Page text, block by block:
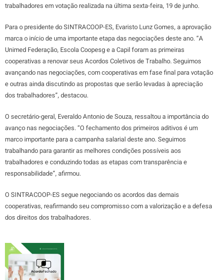
trabalhadores em votação realizada na última sexta-feira, 19 de junho.
Para o presidente do SINTRACOOP-ES, Evaristo Lunz Gomes, a aprovação
marca o início de uma importante etapa das negociações deste ano. “A
Unimed Federação, Escola Coopesg e a Capil foram as primeiras
cooperativas a renovar seus Acordos Coletivos de Trabalho. Seguimos
avançando nas negociações, com cooperativas em fase final para votação
e outras ainda discutindo as propostas que serão levadas à apreciação
dos trabalhadores”, destacou.
O secretário-geral, Everaldo Antonio de Souza, ressaltou a importância do
avanço nas negociações. “O fechamento dos primeiros aditivos é um
marco importante para a campanha salarial deste ano. Seguimos
trabalhando para garantir as melhores condições possíveis aos
trabalhadores e conduzindo todas as etapas com transparência e
responsabilidade”, afirmou.
O SINTRACOOP-ES segue negociando os acordos das demais
cooperativas, reafirmando seu compromisso com a valorização e a defesa
dos direitos dos trabalhadores.